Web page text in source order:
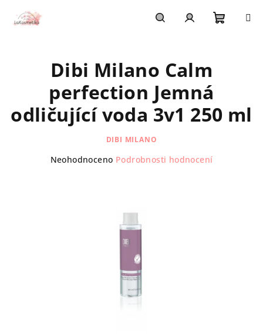
obsah
Dibi Milano Calm
perfection Jemná
odličující voda 3v1 250 ml
DIBI MILANO
Průměrné
Neohodnoceno Podrobnosti hodnocení